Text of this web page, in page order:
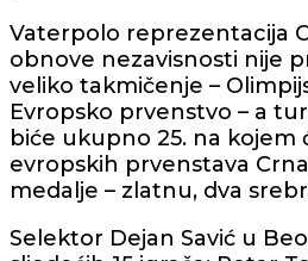
Vaterpolo reprezentacija
obnove nezavisnosti nije
veliko takmičenje –
Evropsko prvenstvo – a
biće ukupno 25. na kojem
evropskih prvenstava
medalje – zlatnu, dva
Selektor Dejan Savić u